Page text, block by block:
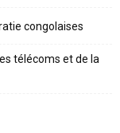
congolaises
télécoms et de la